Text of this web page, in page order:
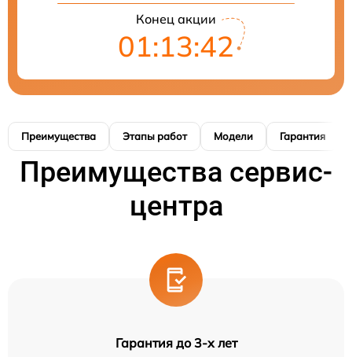
Конец акции
01:13:41
Преимущества Этапы работ Модели Гарантия
Преимущества сервис-
центра
Гарантия до 3-х лет